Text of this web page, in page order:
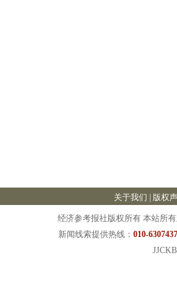
关于我们 版权
经济参考报社版权所有 本站所
新闻线索提供热线： 010-